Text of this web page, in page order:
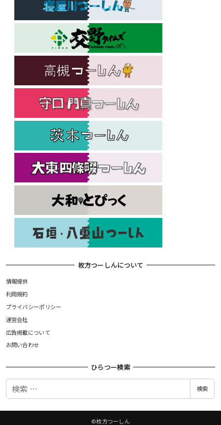
枚方つーしんについて
情報提供
利用規約
プライバシーポリシー
運営会社
広告掲載について
お問い合わせ
ひらつー検索
検
検索
©枚方つーしん